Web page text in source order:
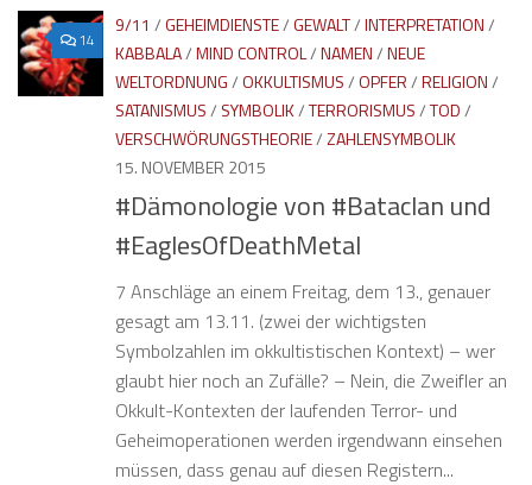
14
9/11 /GEHEIMDIENSTE/GEWALT/INTERPRETATION/
KABBALA/MIND CONTROL/NAMEN/NEUE
WELTORDNUNG/OKKULTISMUS/OPFER/RELIGION/
SATANISMUS/ SYMBOLIK/TERRORISMUS/TOD/
VERSCHWÖRUNGSTHEORIE/ZAHLENSYMBOLIK
15. NOVEMBER 2015
#Dämonologie von #Bataclan und
#EaglesOfDeathMetal
7 Anschläge an einem Freitag, dem 13., genauer
gesagt am 13.11. (zwei der wichtigsten
Symbolzahlen im okkultistischen Kontext) – wer
glaubt hier noch an Zufälle? – Nein, die Zweifler an
Okkult-Kontexten der laufenden Terror- und
Geheimoperationen werden irgendwann einsehen
müssen, dass genau auf diesen Registern...